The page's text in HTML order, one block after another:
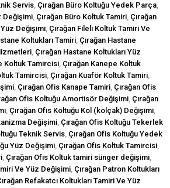
Servis, Çırağan Büro Koltuğu Yedek Parça,
Değişimi, Çırağan Büro Koltuk Tamiri, Çırağan
Değişimi, Çırağan Fileli Koltuk Tamiri Ve
Koltukları Tamiri, Çırağan Hastane
, Çırağan Hastane Koltukları Yüz
Koltuk Tamircisi, Çırağan Kanepe Koltuk
Tamircisi, Çırağan Kuaför Koltuk Tamiri,
, Çırağan Ofis Kanape Tamiri, Çırağan Ofis
Ofis Koltuğu Amortisör Değişimi, Çırağan
, Çırağan Ofis Koltuğu Kol (kolçak) Değişimi,
Değişimi, Çırağan Ofis Koltuğu Tekerlek
Teknik Servis, Çırağan Ofis Koltuğu Yedek
Yüz Değişimi, Çırağan Ofis Koltuk Tamircisi,
, Çırağan Ofis Koltuk tamiri sünger değişimi,
Ve Yüz Değişimi, Çırağan Patron Koltukları
Refakatcı Koltukları Tamiri Ve Yüz